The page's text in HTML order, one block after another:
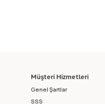
Müşteri Hizmetleri
Genel Şartlar
SSS